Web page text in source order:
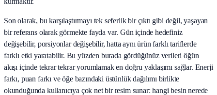
Son olarak, bu karşılaştırmayı tek seferlik bir çıktı gibi değil, yaşayan
bir referans olarak görmekte fayda var. Gün içinde hedefiniz
değişebilir, porsiyonlar değişebilir, hatta aynı ürün farklı tariflerde
farklı etki yaratabilir. Bu yüzden burada gördüğünüz verileri öğün
akışı içinde tekrar tekrar yorumlamak en doğru yaklaşımı sağlar. Enerji
farkı, puan farkı ve öğe bazındaki üstünlük dağılımı birlikte
okunduğunda kullanıcıya çok net bir resim sunar: hangi besin nerede